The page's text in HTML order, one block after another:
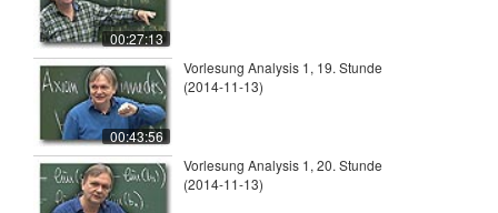
00:27:13
00:43:56
Vorlesung Analysis 1, 19. Stunde
(2014-11-13)
Vorlesung Analysis 1, 20. Stunde
(2014-11-13)